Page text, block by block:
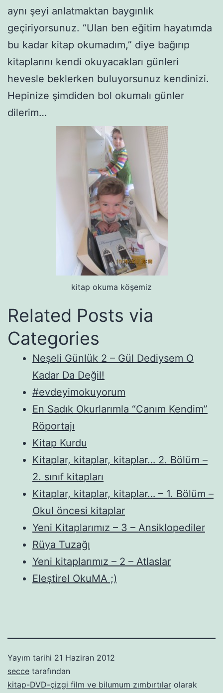
aynı şeyi anlatmaktan baygınlık
geçiriyorsunuz. “Ulan ben eğitim hayatımda
bu kadar kitap okumadım,” diye bağırıp
kitaplarını kendi okuyacakları günleri
hevesle beklerken buluyorsunuz kendinizi.
Hepinize şimdiden bol okumalı günler
dilerim…
kitap okuma köşemiz
Related Posts via
Categories
Neşeli Günlük 2 – Gül Dediysem O
Kadar Da Değil!
#evdeyimokuyorum
En Sadık Okurlarımla “Canım Kendim”
Röportajı
Kitap Kurdu
Kitaplar, kitaplar, kitaplar… 2. Bölüm –
2. sınıf kitapları
Kitaplar, kitaplar, kitaplar… – 1. Bölüm –
Okul öncesi kitaplar
Yeni Kitaplarımız – 3 – Ansiklopediler
Rüya Tuzağı
Yeni kitaplarımız – 2 – Atlaslar
Eleştirel OkuMA ;)
Yayım tarihi 21 Haziran 2012
secce tarafından
kitap-DVD-çizgi film ve bilumum zımbırtılar olarak